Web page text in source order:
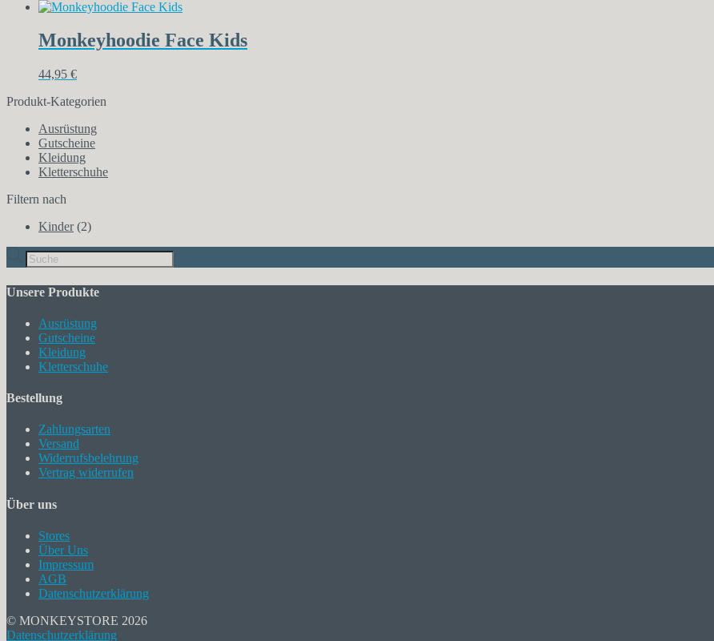
Monkeyhoodie Face Kids
44,95 €
Produkt-Kategorien
Ausrüstung
Gutscheine
Kleidung
Kletterschuhe
Filtern nach
Kinder (2)
Products
search
Unsere Produkte
Ausrüstung
Gutscheine
Kleidung
Kletterschuhe
Bestellung
Zahlungsarten
Versand
Widerrufsbelehrung
Vertrag widerrufen
Über uns
Stores
Über Uns
Impressum
AGB
Datenschutzerklärung
© MONKEYSTORE 2026
Datenschutzerklärung